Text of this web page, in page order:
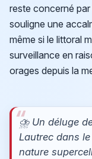
reste concerné
souligne une
même si le littoral
surveillance en
orages depuis la
⛈️ Un déluge
Lautrec dans
nature